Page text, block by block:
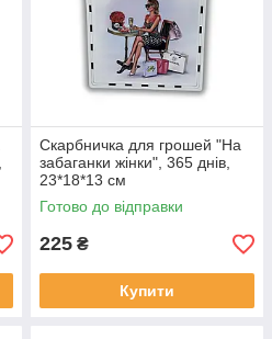
Скарбничка для грошей "На
забаганки жінки", 365 днів,
23*18*13 см
Готово до відправки
225 ₴
Купити